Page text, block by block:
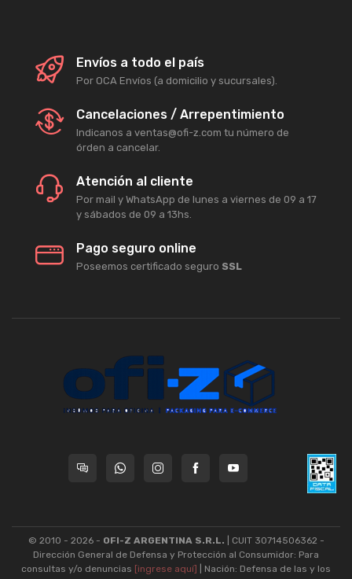
Envíos a todo el país
Por OCA Envíos (a domicilio y sucursales).
Cancelaciones / Arrepentimiento
Indicanos a ventas@ofi-z.com tu número de
órden a cancelar.
Atención al cliente
Por mail y WhatsApp de lunes a viernes de 09 a 17
y sábados de 09 a 13hs.
Pago seguro online
Poseemos certificado seguro SSL
© 2010 - 2026 - OFI-Z ARGENTINA S.R.L. | CUIT 30714506362 -
Dirección General de Defensa y Protección al Consumidor: Para
consultas y/o denuncias [ingrese aquí]
| Nación: Defensa de las y los